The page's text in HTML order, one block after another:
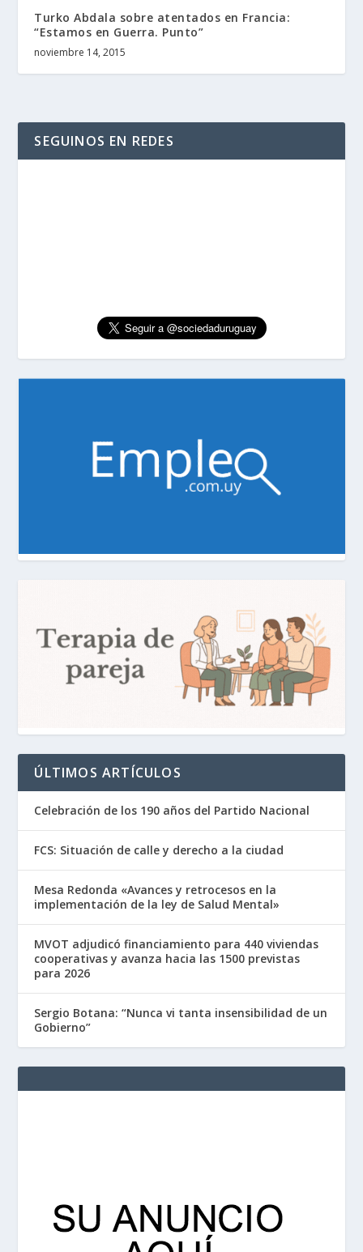
Turko Abdala sobre atentados en Francia:
“Estamos en Guerra. Punto”
noviembre 14, 2015
SEGUINOS EN REDES
ÚLTIMOS ARTÍCULOS
Celebración de los 190 años del Partido Nacional
FCS: Situación de calle y derecho a la ciudad
Mesa Redonda «Avances y retrocesos en la
implementación de la ley de Salud Mental»
MVOT adjudicó financiamiento para 440 viviendas
cooperativas y avanza hacia las 1500 previstas
para 2026
Sergio Botana: “Nunca vi tanta insensibilidad de un
Gobierno”